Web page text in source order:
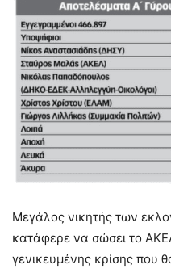
Μεγάλος νικητής των
κατάφερε να σώσει το
γενικευμένης κρίσης που